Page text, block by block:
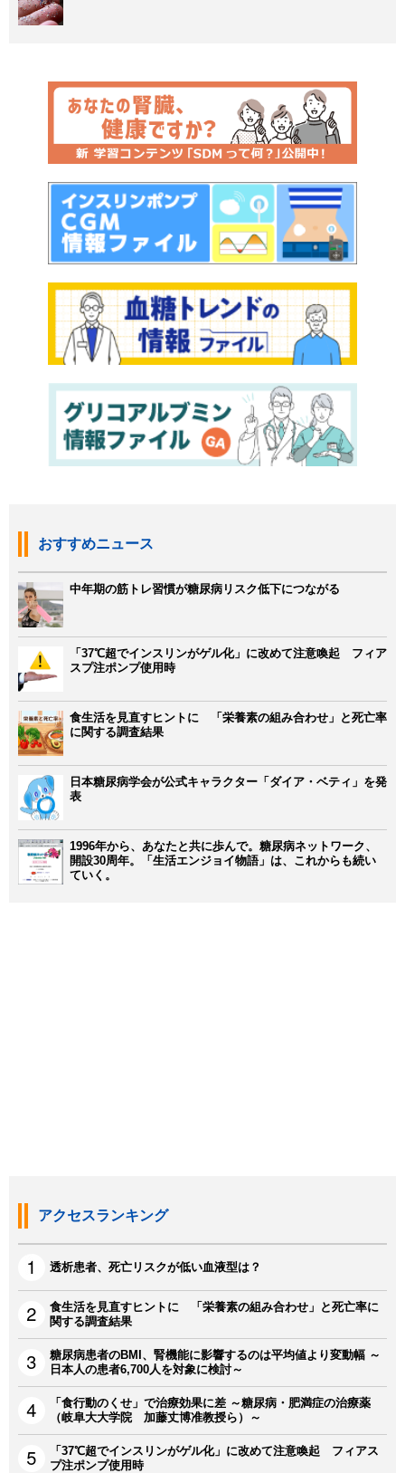
おすすめニュース
中年期の筋トレ習慣が糖尿病リスク低下につながる
「37℃超でインスリンがゲル化」に改めて注意喚起 フィア
スプ注ポンプ使用時
食生活を見直すヒントに 「栄養素の組み合わせ」と死亡率
に関する調査結果
日本糖尿病学会が公式キャラクター「ダイア・ベティ」を発
表
1996年から、あなたと共に歩んで。糖尿病ネットワーク、
開設30周年。「生活エンジョイ物語」は、これからも続い
ていく。
アクセスランキング
透析患者、死亡リスクが低い血液型は？
食生活を見直すヒントに 「栄養素の組み合わせ」と死亡率に
関する調査結果
糖尿病患者のBMI、腎機能に影響するのは平均値より変動幅 ～
日本人の患者6,700人を対象に検討～
「食行動のくせ」で治療効果に差 ～糖尿病・肥満症の治療薬
（岐阜大大学院 加藤丈博准教授ら）～
「37℃超でインスリンがゲル化」に改めて注意喚起 フィアス
プ注ポンプ使用時